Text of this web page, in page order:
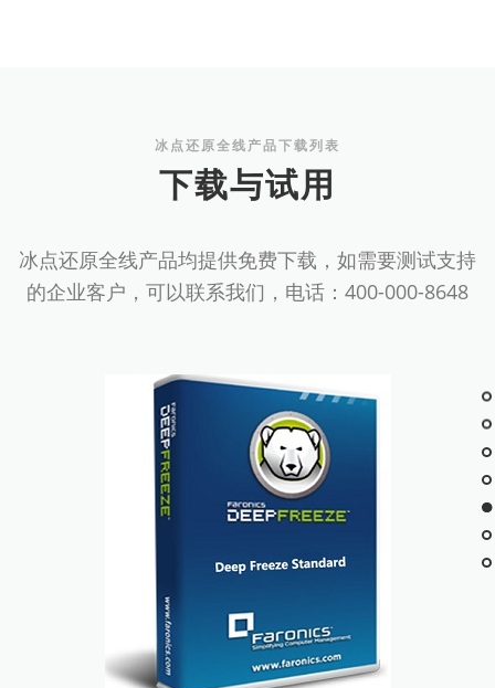
冰点还原全线产品下载列表
下载与试用
冰点还原全线产品均提供免费下载，如需要测试支持
的企业客户，可以联系我们，电话：400-000-8648